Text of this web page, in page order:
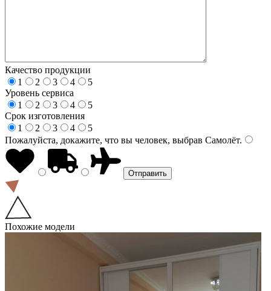
Качество продукции
1
2 3 4
5
Уровень сервиса
1
2 3 4
5
Срок изготовления
1
2 3 4
5
Пожалуйста, докажите, что вы человек, выбрав Самолёт.
Похожие модели